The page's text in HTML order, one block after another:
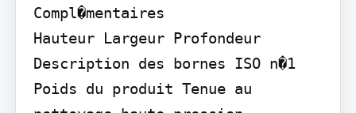
Compl�mentaires
Hauteur Largeur Profondeur
Description des bornes ISO n�1
Poids du produit Tenue au